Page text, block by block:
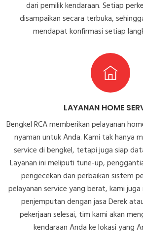
dari pemilik kendaraan. Setiap
disampaikan secara terbuka,
mendapat konfirmasi setiap
LAYANAN HOME
Bengkel RCA memberikan pelayanan
nyaman untuk Anda. Kami tak hanya
service di bengkel, tetapi juga siap
Layanan ini meliputi tune-up,
pengecekan dan perbaikan sistem
pelayanan service yang berat, kami
penjemputan dengan jasa Derek
pekerjaan selesai, tim kami akan
kendaraan Anda ke lokasi yang